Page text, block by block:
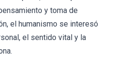
y toma de
el humanismo se interesó
el sentido vital y la